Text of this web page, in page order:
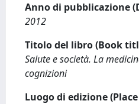
Anno di pubblicazione
2012
Titolo del libro (Book
Salute e società. La
cognizioni
Luogo di edizione